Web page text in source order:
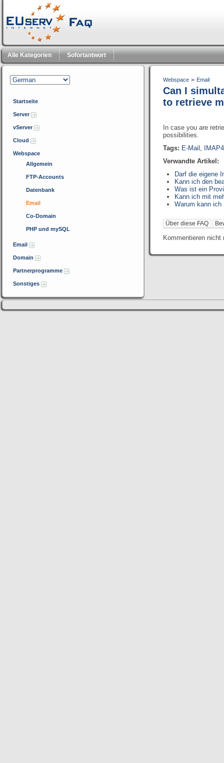
Alle Kategorien Sofortantwort
Startseite
Server
vServer
Cloud
Webspace
Allgemein
FTP-Accounts
Datenbank
Email
Co-Domain
PHP und mySQL
Email
Domain
Partnerprogramme
Sonstiges
Webspace » Email
Can I
to retrieve
In case you are
possibilities.
Tags: E-Mail ,
IMAP4
Verwandte Artikel:
Darf die eigene
Kann ich den
Was ist ein
Kann ich mit
Warum kann ich
Über diese FAQ
Kommentieren nicht